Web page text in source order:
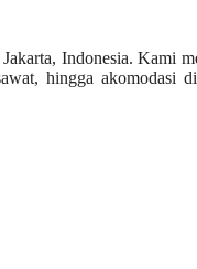
Indonesia. Kami
hingga akomodasi